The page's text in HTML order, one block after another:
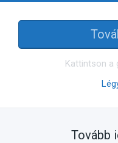
Kattintson a
Tovább